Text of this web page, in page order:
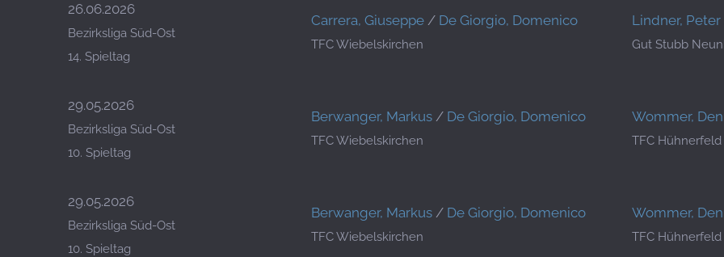
26.06.2026
Bezirksliga Süd-Ost
14. Spieltag
Carrera, Giuseppe / De Giorgio, Domenico
TFC Wiebelskirchen
Lindner, Peter
Gut Stubb
29.05.2026
Bezirksliga Süd-Ost
10. Spieltag
Berwanger, Markus / De Giorgio, Domenico
TFC Wiebelskirchen
Wommer,
TFC Hühnerfeld
29.05.2026
Bezirksliga Süd-Ost
10. Spieltag
Berwanger, Markus / De Giorgio, Domenico
TFC Wiebelskirchen
Wommer,
TFC Hühnerfeld